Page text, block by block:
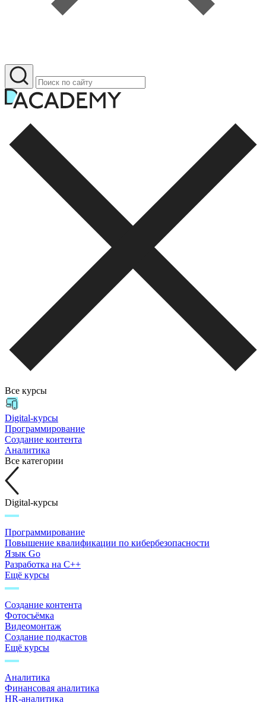
Все курсы
Digital-курсы
Программирование
Создание контента
Аналитика
Все категории
Digital-курсы
Программирование
Повышение квалификации по кибербезопасности
Язык Go
Разработка на C++
Ещё курсы
Создание контента
Фотосъёмка
Видеомонтаж
Создание подкастов
Ещё курсы
Аналитика
Финансовая аналитика
HR-аналитика